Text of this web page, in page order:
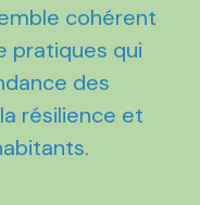
cohérent
pratiques qui
des
résilience et